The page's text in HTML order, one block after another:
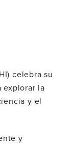
celebra su
explorar la
y el
y